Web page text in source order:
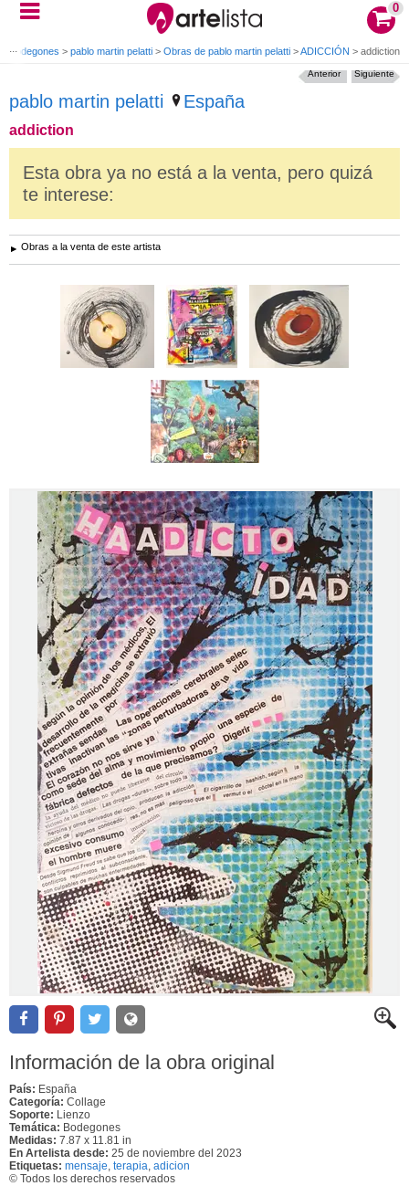
0
Bodegones > pablo martin pelatti > Obras de pablo martin pelatti >ADICCIÓN > addiction
pablo martin pelatti España
addiction
Siguiente
Anterior
Esta obra ya no está a la venta, pero quizá
te interese:
Obras a la venta de este artista
Información de la obra original
País: España
Categoría: Collage
Soporte: Lienzo
Temática: Bodegones
Medidas: 7.87 x 11.81 in
En Artelista desde: 25 de noviembre del 2023
Etiquetas: mensaje terapia adicion
© Todos los derechos reservados